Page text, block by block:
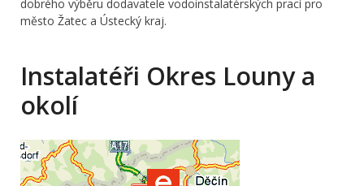
dobrého výběru dodavatele vodoinstalatérských prací pro
město Žatec a Ústecký kraj.
Instalatéři Okres Louny a
okolí